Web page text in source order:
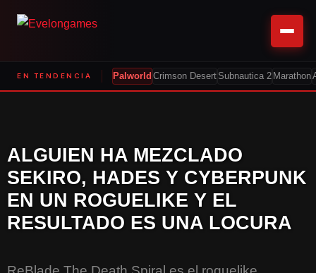
EN TENDENCIA Palworld Crimson Desert Subnautica 2 Marathon
ALGUIEN HA MEZCLADO
SEKIRO, HADES Y CYBERPUNK
EN UN ROGUELIKE Y EL
RESULTADO ES UNA LOCURA